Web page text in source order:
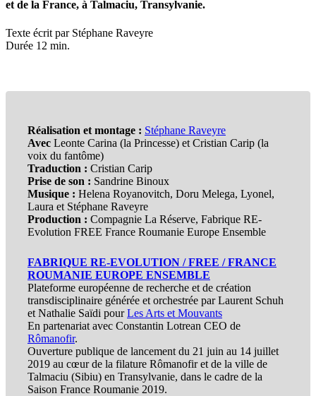
et de la France, à Talmaciu, Transylvanie.
Texte écrit par Stéphane Raveyre
Durée 12 min.
Réalisation et montage : Stéphane Raveyre
Avec Leonte Carina (la Princesse) et Cristian Carip (la
voix du fantôme)
Traduction : Cristian Carip
Prise de son : Sandrine Binoux
Musique : Helena Royanovitch, Doru Melega, Lyonel,
Laura et Stéphane Raveyre
Production : Compagnie La Réserve, Fabrique RE-
Evolution FREE France Roumanie Europe Ensemble
FABRIQUE RE-EVOLUTION / FREE / FRANCE
ROUMANIE EUROPE ENSEMBLE
Plateforme européenne de recherche et de création
transdisciplinaire générée et orchestrée par Laurent Schuh
et Nathalie Saïdi pourLes Arts et Mouvants
En partenariat avec Constantin Lotrean CEO de
Rômanofir.
Ouverture publique de lancement du 21 juin au 14 juillet
2019 au cœur de la filature Rômanofir et de la ville de
Talmaciu (Sibiu) en Transylvanie, dans le cadre de la
Saison France Roumanie 2019.